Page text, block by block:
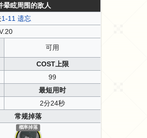
晕眩周围的敌人
1-11 遗忘
可用
COST上限
99
最短用时
2分24秒
常规掉落
概率掉落